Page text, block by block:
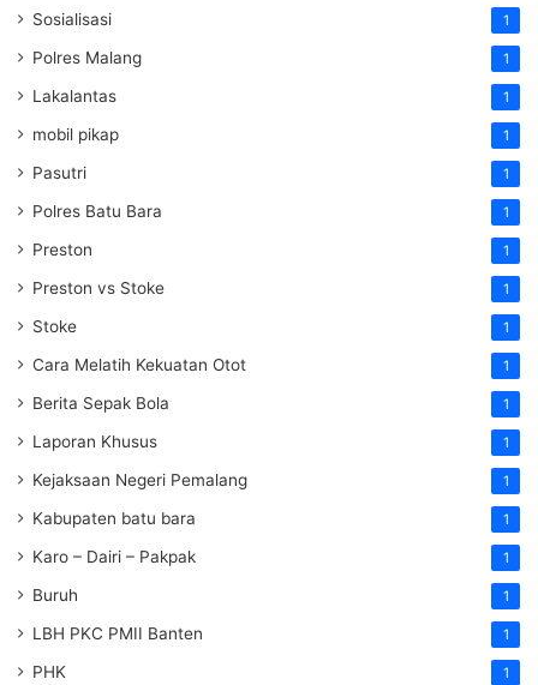
Sosialisasi 1
Polres Malang 1
Lakalantas 1
mobil pikap 1
Pasutri 1
Polres Batu Bara 1
Preston 1
Preston vs Stoke 1
Stoke 1
Cara Melatih Kekuatan Otot 1
Berita Sepak Bola 1
Laporan Khusus 1
Kejaksaan Negeri Pemalang 1
Kabupaten batu bara 1
Karo – Dairi – Pakpak 1
Buruh 1
LBH PKC PMII Banten 1
PHK 1